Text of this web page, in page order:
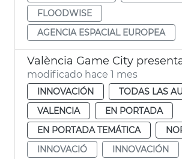
FLOODWISE
AGENCIA ESPACIAL EUROPEA
modificado hace 1 mes
INNOVACIÓN
TODAS LAS
VALENCIA
EN PORTADA
EN PORTADA TEMÁTICA
INNOVACIÓ
INNOVACIÓN